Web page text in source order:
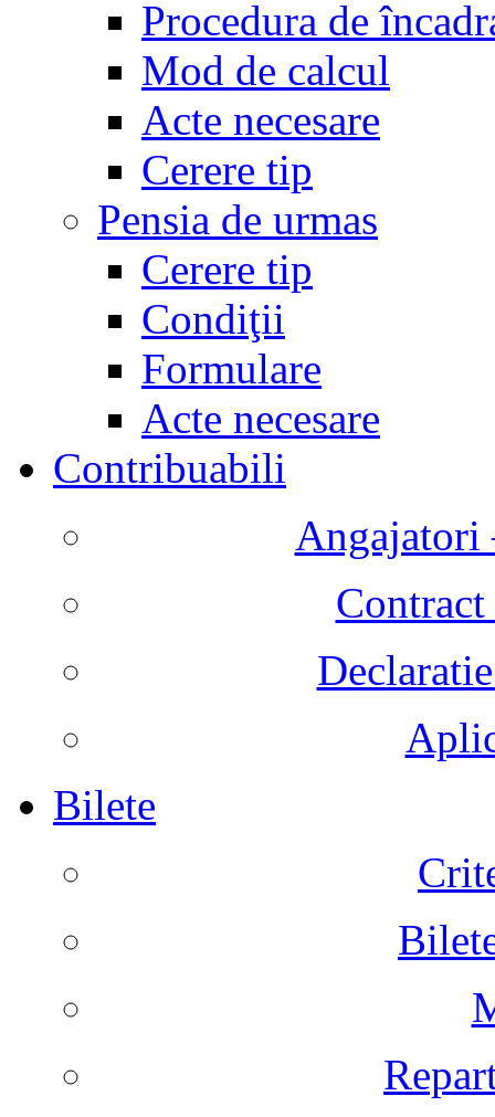
Procedura de
Mod de calcul
Acte necesare
Cerere tip
Pensia de urmas
Cerere tip
Condiţii
Formulare
Acte necesare
Contribuabili
Angajatori
Contract
Bilete